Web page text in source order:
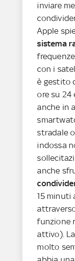
inviare
Apple
sistema
con i
è gestito
ore su 24
anche in
stradale
indossa
anche
15
funzione
attivo).
molto